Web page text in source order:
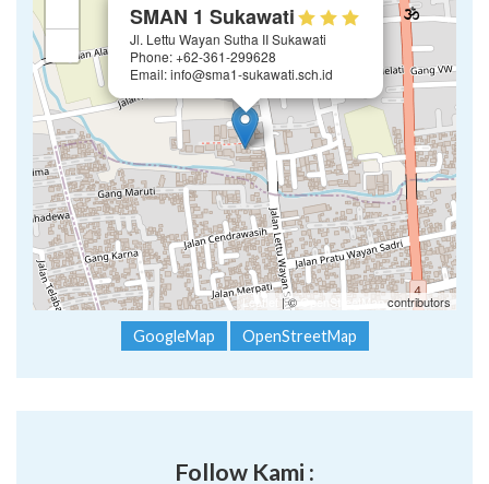
SMAN 1 Sukawati
Jl. Lettu Wayan Sutha II Sukawati
Phone: +62-361-299628
Email: info@sma1-sukawati.sch.id
Leaflet | ©OpenStreetMap contributors
GoogleMap OpenStreetMap
Follow Kami :